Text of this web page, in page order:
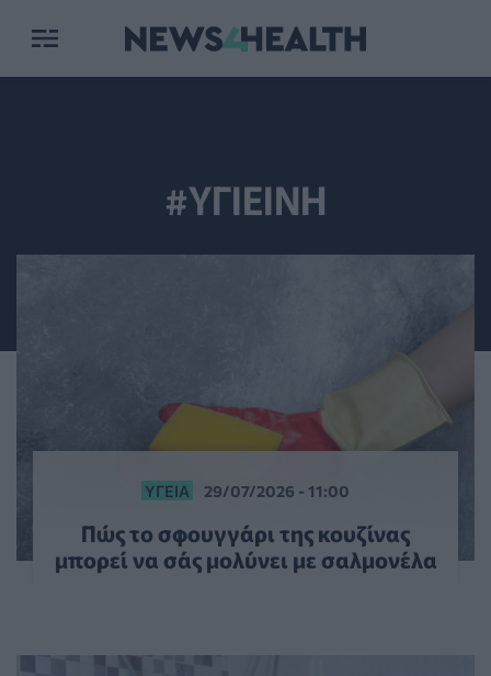
#ΥΓΙΕΙΝΗ
ΥΓΕΊΑ 29/07/2026 - 11:00
Πώς το σφουγγάρι της κουζίνας
μπορεί να σάς μολύνει με σαλμονέλα